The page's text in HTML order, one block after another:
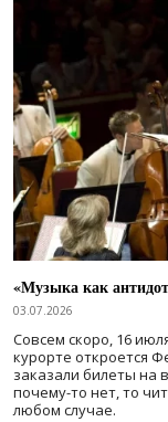
«Музыка как
03.07.2026
Совсем скоро, 16
курорте откроется
заказали билеты на
почему-то нет, то
любом случае.